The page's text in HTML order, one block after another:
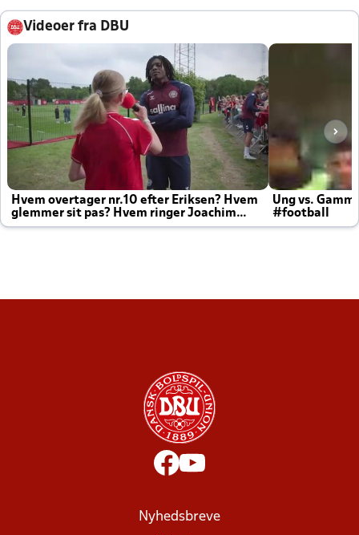
Videoer fra DBU
Hvem overtager nr.10 efter Eriksen? Hvem
glemmer sit pas? Hvem ringer Joachim
altid til efter kampe?
Ung vs.
#football
Nyhedsbreve